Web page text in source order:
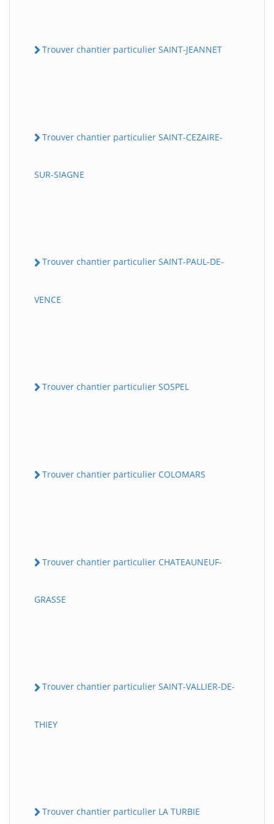
Trouver chantier particulier SAINT-JEANNET
Trouver chantier particulier SAINT-CEZAIRE-
SUR-SIAGNE
Trouver chantier particulier SAINT-PAUL-DE-
VENCE
Trouver chantier particulier SOSPEL
Trouver chantier particulier COLOMARS
Trouver chantier particulier CHATEAUNEUF-
GRASSE
Trouver chantier particulier SAINT-VALLIER-DE-
THIEY
Trouver chantier particulier LA TURBIE